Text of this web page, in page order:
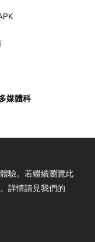
媒體科
驗。若繼續瀏覽此
詳情請見我們的